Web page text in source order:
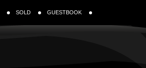
SOLD GUESTBOOK